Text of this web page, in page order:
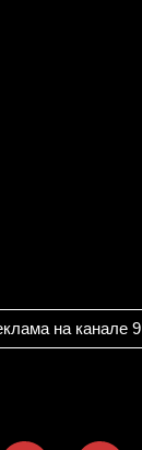
на канале 9